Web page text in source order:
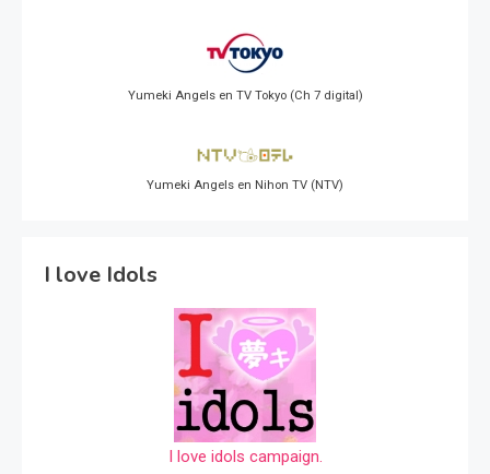
Yumeki Angels en TV Tokyo (Ch 7 digital)
Yumeki Angels en Nihon TV (NTV)
I love Idols
I love idols campaign.